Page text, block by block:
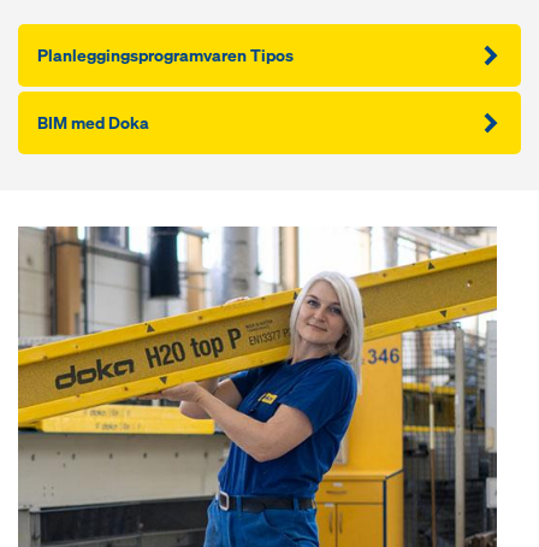
Planleggingsprogramvaren Tipos
BIM med Doka